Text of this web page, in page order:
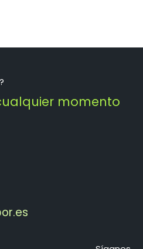
momento